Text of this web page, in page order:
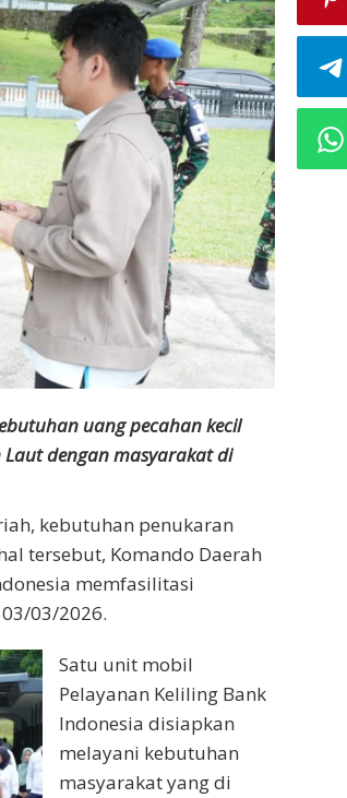
uang pecahan kecil
dengan masyarakat di
kebutuhan penukaran
tersebut, Komando Daerah
memfasilitasi
03/2026.
Satu unit mobil
Pelayanan Keliling Bank
Indonesia disiapkan
melayani kebutuhan
masyarakat yang di